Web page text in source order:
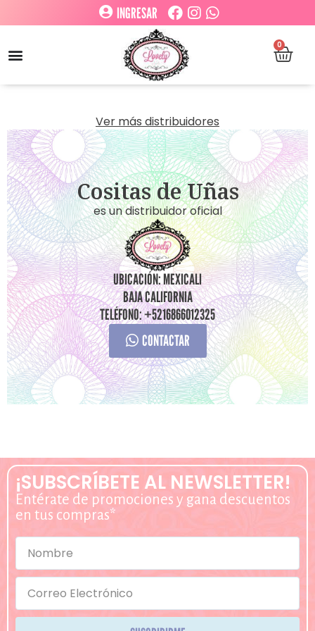
INGRESAR
0
Ver más distribuidores
Cositas de Uñas
es un distribuidor oficial
UBICACIÓN: MEXICALI
BAJA CALIFORNIA
TELÉFONO: +5216866012325
CONTACTAR
¡SUBSCRÍBETE AL NEWSLETTER!
Entérate de promociones y gana descuentos
en tus compras*